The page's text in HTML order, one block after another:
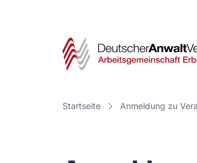
Startseite Anmeldung zu